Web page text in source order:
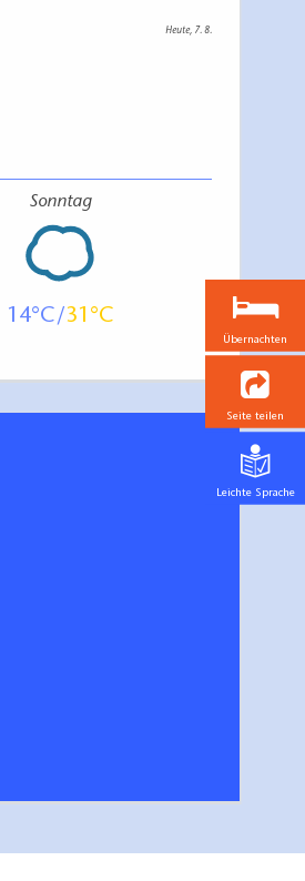
Heute, 7. 8.
Sonntag
14 31
Übernachten
Seite teilen
Leichte Sprache